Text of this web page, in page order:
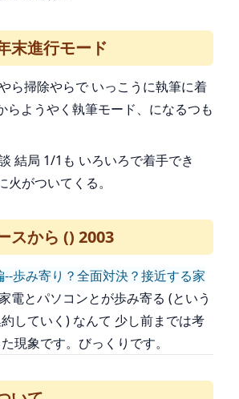
末進行モード
ら掃除やらで いっこうに執筆に着
らようやく執筆モード、になるつも
結局 1/1も いろいろで着手でき
がついてくる。
スから () 2003
歩み寄り？全面対決？接近する家
電とパソコンとが歩み寄る (という
していく) なんて 少し前までは考
現象です。びっくりです。